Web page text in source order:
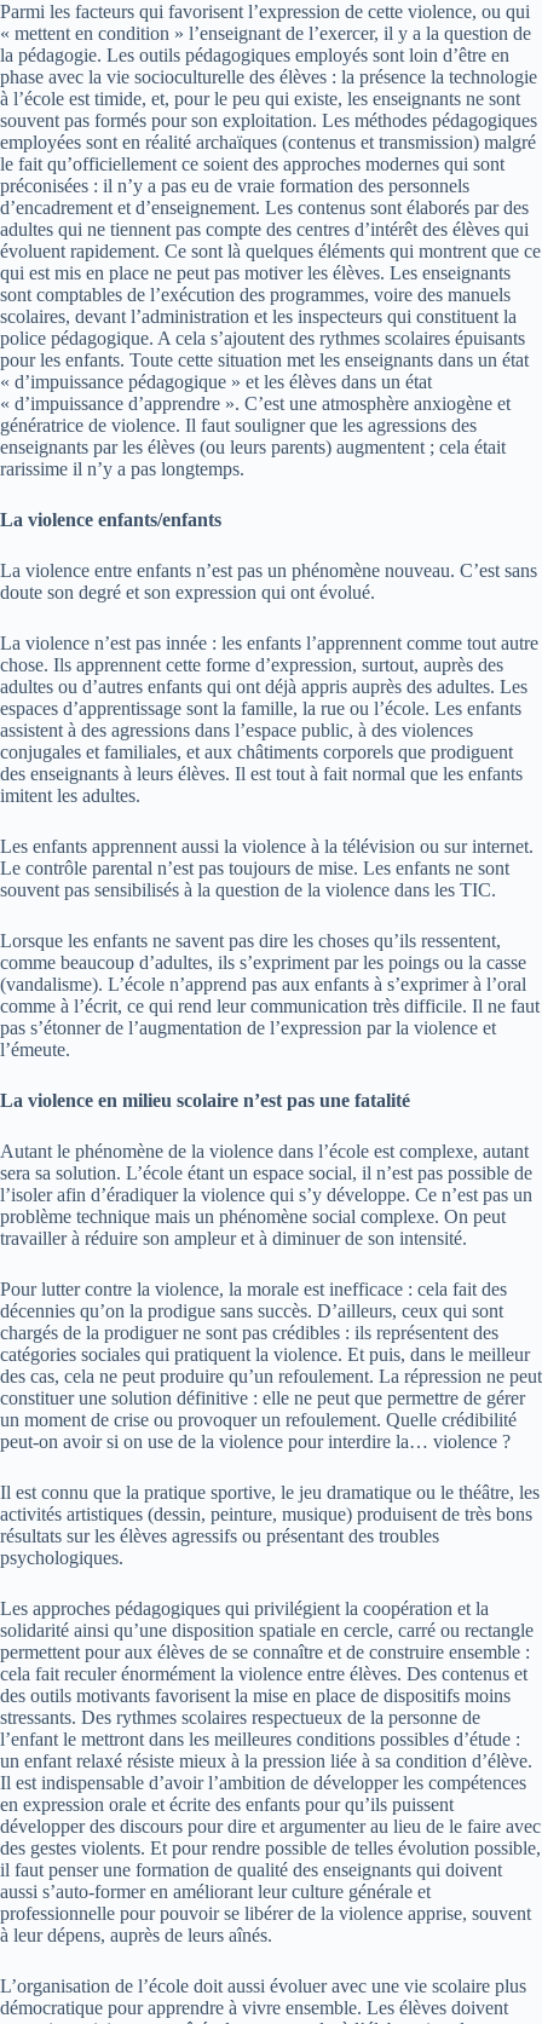
Parmi les facteurs qui favorisent l’expression de cette violence, ou qui
« mettent en condition » l’enseignant de l’exercer, il y a la question de
la pédagogie. Les outils pédagogiques employés sont loin d’être en
phase avec la vie socioculturelle des élèves : la présence la technologie
à l’école est timide, et, pour le peu qui existe, les enseignants ne sont
souvent pas formés pour son exploitation. Les méthodes pédagogiques
employées sont en réalité archaïques (contenus et transmission) malgré
le fait qu’officiellement ce soient des approches modernes qui sont
préconisées : il n’y a pas eu de vraie formation des personnels
d’encadrement et d’enseignement. Les contenus sont élaborés par des
adultes qui ne tiennent pas compte des centres d’intérêt des élèves qui
évoluent rapidement. Ce sont là quelques éléments qui montrent que ce
qui est mis en place ne peut pas motiver les élèves. Les enseignants
sont comptables de l’exécution des programmes, voire des manuels
scolaires, devant l’administration et les inspecteurs qui constituent la
police pédagogique. A cela s’ajoutent des rythmes scolaires épuisants
pour les enfants. Toute cette situation met les enseignants dans un état
« d’impuissance pédagogique » et les élèves dans un état
« d’impuissance d’apprendre ». C’est une atmosphère anxiogène et
génératrice de violence. Il faut souligner que les agressions des
enseignants par les élèves (ou leurs parents) augmentent ; cela était
rarissime il n’y a pas longtemps.
La violence enfants/enfants
La violence entre enfants n’est pas un phénomène nouveau. C’est sans
doute son degré et son expression qui ont évolué.
La violence n’est pas innée : les enfants l’apprennent comme tout autre
chose. Ils apprennent cette forme d’expression, surtout, auprès des
adultes ou d’autres enfants qui ont déjà appris auprès des adultes. Les
espaces d’apprentissage sont la famille, la rue ou l’école. Les enfants
assistent à des agressions dans l’espace public, à des violences
conjugales et familiales, et aux châtiments corporels que prodiguent
des enseignants à leurs élèves. Il est tout à fait normal que les enfants
imitent les adultes.
Les enfants apprennent aussi la violence à la télévision ou sur internet.
Le contrôle parental n’est pas toujours de mise. Les enfants ne sont
souvent pas sensibilisés à la question de la violence dans les TIC.
Lorsque les enfants ne savent pas dire les choses qu’ils ressentent,
comme beaucoup d’adultes, ils s’expriment par les poings ou la casse
(vandalisme). L’école n’apprend pas aux enfants à s’exprimer à l’oral
comme à l’écrit, ce qui rend leur communication très difficile. Il ne faut
pas s’étonner de l’augmentation de l’expression par la violence et
l’émeute.
La violence en milieu scolaire n’est pas une fatalité
Autant le phénomène de la violence dans l’école est complexe, autant
sera sa solution. L’école étant un espace social, il n’est pas possible de
l’isoler afin d’éradiquer la violence qui s’y développe. Ce n’est pas un
problème technique mais un phénomène social complexe. On peut
travailler à réduire son ampleur et à diminuer de son intensité.
Pour lutter contre la violence, la morale est inefficace : cela fait des
décennies qu’on la prodigue sans succès. D’ailleurs, ceux qui sont
chargés de la prodiguer ne sont pas crédibles : ils représentent des
catégories sociales qui pratiquent la violence. Et puis, dans le meilleur
des cas, cela ne peut produire qu’un refoulement. La répression ne peut
constituer une solution définitive : elle ne peut que permettre de gérer
un moment de crise ou provoquer un refoulement. Quelle crédibilité
peut-on avoir si on use de la violence pour interdire la… violence ?
Il est connu que la pratique sportive, le jeu dramatique ou le théâtre, les
activités artistiques (dessin, peinture, musique) produisent de très bons
résultats sur les élèves agressifs ou présentant des troubles
psychologiques.
Les approches pédagogiques qui privilégient la coopération et la
solidarité ainsi qu’une disposition spatiale en cercle, carré ou rectangle
permettent pour aux élèves de se connaître et de construire ensemble :
cela fait reculer énormément la violence entre élèves. Des contenus et
des outils motivants favorisent la mise en place de dispositifs moins
stressants. Des rythmes scolaires respectueux de la personne de
l’enfant le mettront dans les meilleures conditions possibles d’étude :
un enfant relaxé résiste mieux à la pression liée à sa condition d’élève.
Il est indispensable d’avoir l’ambition de développer les compétences
en expression orale et écrite des enfants pour qu’ils puissent
développer des discours pour dire et argumenter au lieu de le faire avec
des gestes violents. Et pour rendre possible de telles évolution possible,
il faut penser une formation de qualité des enseignants qui doivent
aussi s’auto-former en améliorant leur culture générale et
professionnelle pour pouvoir se libérer de la violence apprise, souvent
à leur dépens, auprès de leurs aînés.
L’organisation de l’école doit aussi évoluer avec une vie scolaire plus
démocratique pour apprendre à vivre ensemble. Les élèves doivent